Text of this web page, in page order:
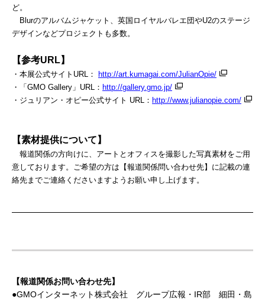
ど。
Blurのアルバムジャケット、英国ロイヤルバレエ団やU2のステージ
デザインなどプロジェクトも多数。
【参考URL】
・本展公式サイトURL：
http://art.kumagai.com/JulianOpie/
・「 GMO Gallery」 URL： http://gallery.gmo.jp/
・ジュリアン・オピー公式サイト URL： http://www.julianopie.com/
【素材提供について】
報道関係の方向けに、アートとオフィスを撮影した写真素材をご用
意しております。ご希望の方は【報道関係問い合わせ先】に記載の連
絡先までご連絡くださいますようお願い申し上げます。
【報道関係お問い合わせ先】
●GMOインターネット株式会社 グループ広報・IR部 細田・島